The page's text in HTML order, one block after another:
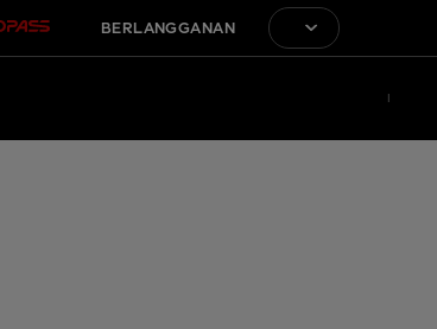
BERLANGGANAN